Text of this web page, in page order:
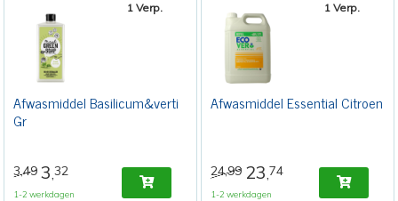
1 Verp.
Afwasmiddel Basilicum&verti
Gr
3,49 3,32
1-2 werkdagen
1 Verp.
Afwasmiddel Essential Citroen
24,99 23,74
1-2 werkdagen